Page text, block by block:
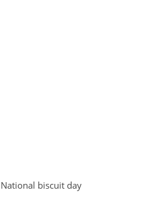
National biscuit day